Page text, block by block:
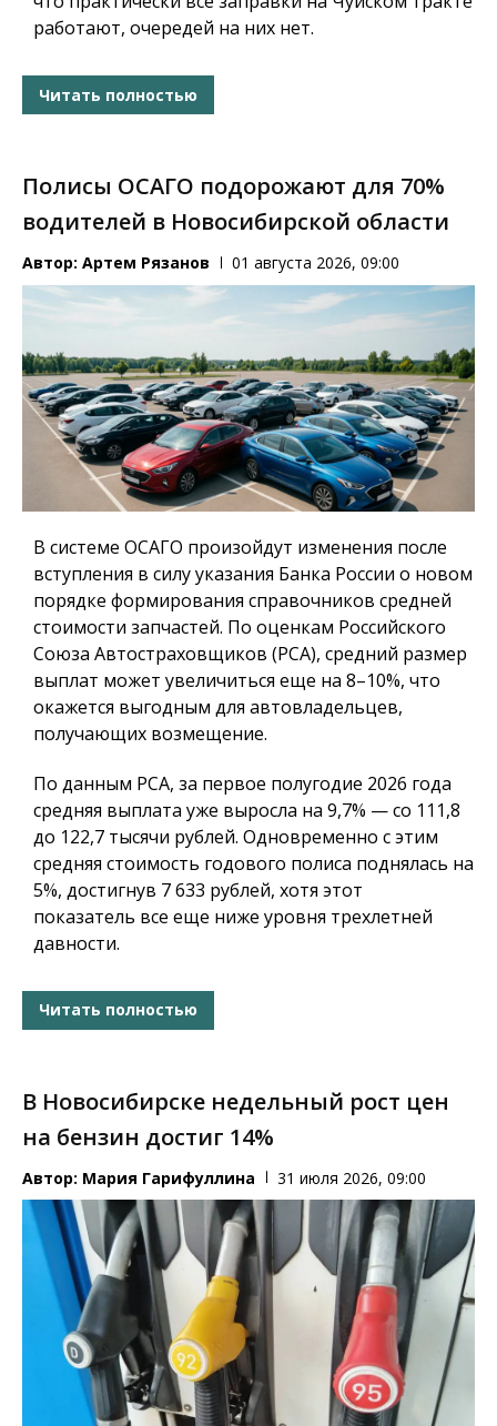
работают, очередей на них нет.
Читать полностью
Полисы ОСАГО подорожают для 70%
водителей в Новосибирской области
Автор: Артем Рязанов 01 августа 2026, 09:00
В системе ОСАГО произойдут изменения после
вступления в силу указания Банка России о новом
порядке формирования справочников средней
стоимости запчастей. По оценкам Российского
Союза Автостраховщиков (РСА), средний размер
выплат может увеличиться еще на 8–10%, что
окажется выгодным для автовладельцев,
получающих возмещение.
По данным РСА, за первое полугодие 2026 года
средняя выплата уже выросла на 9,7% — со 111,8
до 122,7 тысячи рублей. Одновременно с этим
средняя стоимость годового полиса поднялась на
5%, достигнув 7 633 рублей, хотя этот
показатель все еще ниже уровня трехлетней
давности.
Читать полностью
В Новосибирске недельный рост цен
на бензин достиг 14%
Автор: Мария Гарифуллина 31 июля 2026, 09:00